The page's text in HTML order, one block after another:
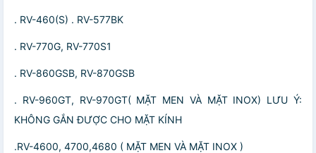
. RV-460(S) . RV-577BK
. RV-770G, RV-770S1
. RV-860GSB, RV-870GSB
. RV-960GT, RV-970GT( MẶT MEN VÀ MẶT INOX) LƯU Ý:
KHÔNG GẮN ĐƯỢC CHO MẶT KÍNH
.RV-4600, 4700,4680 ( MẶT MEN VÀ MẶT INOX )